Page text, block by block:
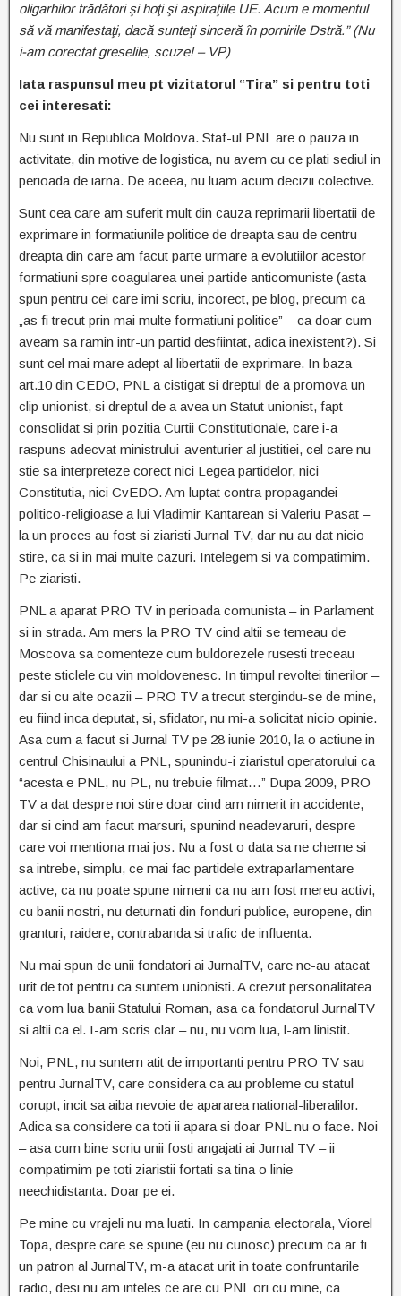
oligarhilor trădători şi hoţi şi aspiraţiile UE. Acum e momentul
să vă manifestaţi, dacă sunteţi sinceră în pornirile Dstră.” (Nu
i-am corectat greselile, scuze! – VP)
Iata raspunsul meu pt vizitatorul “Tira” si pentru toti
cei interesati:
Nu sunt in Republica Moldova. Staf-ul PNL are o pauza in
activitate, din motive de logistica, nu avem cu ce plati sediul in
perioada de iarna. De aceea, nu luam acum decizii colective.
Sunt cea care am suferit mult din cauza reprimarii libertatii de
exprimare in formatiunile politice de dreapta sau de centru-
dreapta din care am facut parte urmare a evolutiilor acestor
formatiuni spre coagularea unei partide anticomuniste (asta
spun pentru cei care imi scriu, incorect, pe blog, precum ca
„as fi trecut prin mai multe formatiuni politice” – ca doar cum
aveam sa ramin intr-un partid desfiintat, adica inexistent?). Si
sunt cel mai mare adept al libertatii de exprimare. In baza
art.10 din CEDO, PNL a cistigat si dreptul de a promova un
clip unionist, si dreptul de a avea un Statut unionist, fapt
consolidat si prin pozitia Curtii Constitutionale, care i-a
raspuns adecvat ministrului-aventurier al justitiei, cel care nu
stie sa interpreteze corect nici Legea partidelor, nici
Constitutia, nici CvEDO. Am luptat contra propagandei
politico-religioase a lui Vladimir Kantarean si Valeriu Pasat –
la un proces au fost si ziaristi Jurnal TV, dar nu au dat nicio
stire, ca si in mai multe cazuri. Intelegem si va compatimim.
Pe ziaristi.
PNL a aparat PRO TV in perioada comunista – in Parlament
si in strada. Am mers la PRO TV cind altii se temeau de
Moscova sa comenteze cum buldorezele rusesti treceau
peste sticlele cu vin moldovenesc. In timpul revoltei tinerilor –
dar si cu alte ocazii – PRO TV a trecut stergindu-se de mine,
eu fiind inca deputat, si, sfidator, nu mi-a solicitat nicio opinie.
Asa cum a facut si Jurnal TV pe 28 iunie 2010, la o actiune in
centrul Chisinaului a PNL, spunindu-i ziaristul operatorului ca
“acesta e PNL, nu PL, nu trebuie filmat…” Dupa 2009, PRO
TV a dat despre noi stire doar cind am nimerit in accidente,
dar si cind am facut marsuri, spunind neadevaruri, despre
care voi mentiona mai jos. Nu a fost o data sa ne cheme si
sa intrebe, simplu, ce mai fac partidele extraparlamentare
active, ca nu poate spune nimeni ca nu am fost mereu activi,
cu banii nostri, nu deturnati din fonduri publice, europene, din
granturi, raidere, contrabanda si trafic de influenta.
Nu mai spun de unii fondatori ai JurnalTV, care ne-au atacat
urit de tot pentru ca suntem unionisti. A crezut personalitatea
ca vom lua banii Statului Roman, asa ca fondatorul JurnalTV
si altii ca el. I-am scris clar – nu, nu vom lua, l-am linistit.
Noi, PNL, nu suntem atit de importanti pentru PRO TV sau
pentru JurnalTV, care considera ca au probleme cu statul
corupt, incit sa aiba nevoie de apararea national-liberalilor.
Adica sa considere ca toti ii apara si doar PNL nu o face. Noi
– asa cum bine scriu unii fosti angajati ai Jurnal TV – ii
compatimim pe toti ziaristii fortati sa tina o linie
neechidistanta. Doar pe ei.
Pe mine cu vrajeli nu ma luati. In campania electorala, Viorel
Topa, despre care se spune (eu nu cunosc) precum ca ar fi
un patron al JurnalTV, m-a atacat urit in toate confruntarile
radio, desi nu am inteles ce are cu PNL ori cu mine, ca